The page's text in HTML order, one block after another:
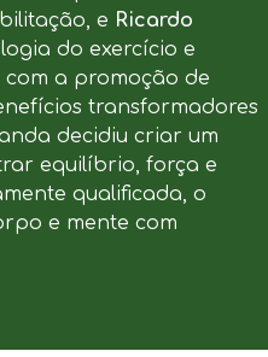
e Ricardo
do exercício e
com a promoção de
transformadores
decidiu criar um
equilíbrio, força e
qualificada, o
e mente com